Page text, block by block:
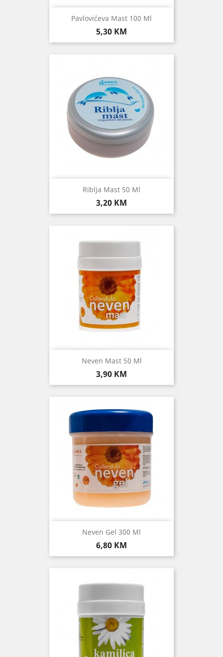
Pavlovićeva Mast 100 Ml
Cijena
5,30 KM
Riblja Mast 50 Ml
Cijena
3,20 KM
Neven Mast 50 Ml
Cijena
3,90 KM
Neven Gel 300 Ml
Cijena
6,80 KM